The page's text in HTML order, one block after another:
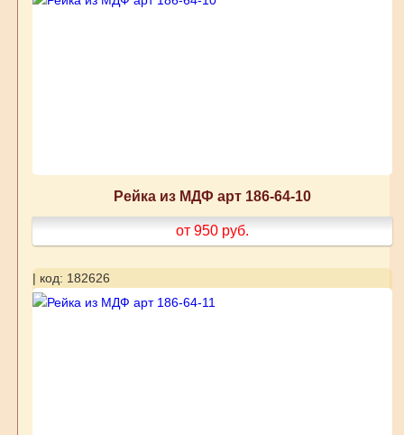
Рейка из МДФ арт 186-64-10
от 950 руб.
| код: 182626